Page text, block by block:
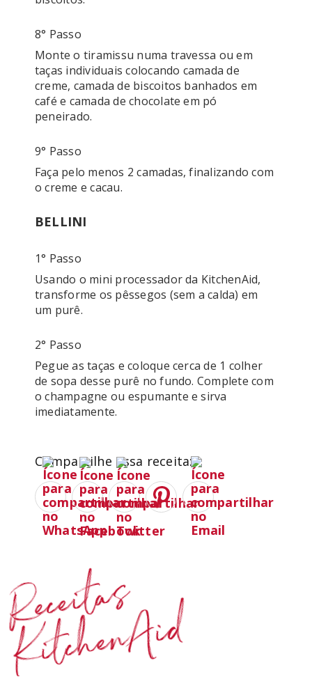
8° Passo
Monte o tiramissu numa travessa ou em
taças individuais colocando camada de
creme, camada de biscoitos banhados em
café e camada de chocolate em pó
peneirado.
9° Passo
Faça pelo menos 2 camadas, finalizando com
o creme e cacau.
BELLINI
1° Passo
Usando o mini processador da KitchenAid,
transforme os pêssegos (sem a calda) em
um purê.
2° Passo
Pegue as taças e coloque cerca de 1 colher
de sopa desse purê no fundo. Complete com
o champagne ou espumante e sirva
imediatamente.
Compartilhe essa receita:
Receitas
KitchenAid